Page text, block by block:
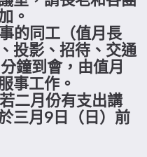
。
的同工（值月長
投影、招待、交通
鐘到會，由值月
事工作。
二月份有支出講
三月9日（日）前